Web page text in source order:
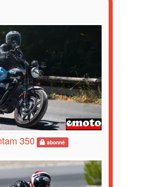
350 abonné